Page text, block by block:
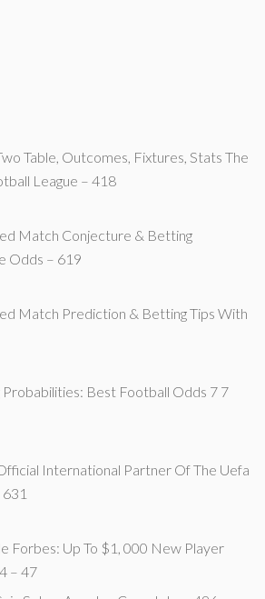
Table, Outcomes, Fixtures, Stats The
League – 418
Match Conjecture & Betting
Odds – 619
Match Prediction & Betting Tips With
Best Football Odds 7 7
International Partner Of The Uefa
Forbes: Up To $1, 000 New Player
– 47